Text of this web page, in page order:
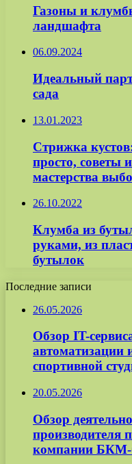
Газоны и
ландшафта
06.09.2024
Идеальный
сада
13.01.2023
Стрижка
просто, советы
мастерства
26.10.2022
Клумба из
руками, из
бутылок
Последние записи
26.05.2026
Обзор IT-
автоматизации
спортивной
20.05.2026
Обзор
производителя
компании